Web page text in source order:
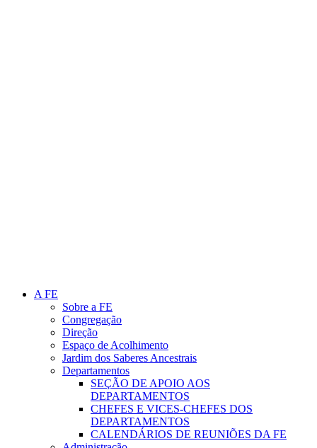
A FE
Sobre a FE
Congregação
Direção
Espaço de Acolhimento
Jardim dos Saberes Ancestrais
Departamentos
SEÇÃO DE APOIO AOS
DEPARTAMENTOS
CHEFES E VICES-CHEFES DOS
DEPARTAMENTOS
CALENDÁRIOS DE REUNIÕES DA FE